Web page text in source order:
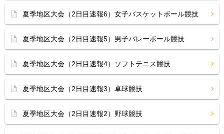
夏季地区大会（2日目速報6）女子バスケットボール競技
夏季地区大会（2日目速報5）男子バレーボール競技
夏季地区大会（2日目速報4）ソフトテニス競技
夏季地区大会（2日目速報3）卓球競技
夏季地区大会（2日目速報2）野球競技